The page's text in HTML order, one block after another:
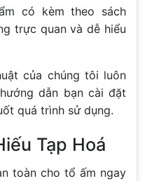
có kèm theo sách
trực quan và dễ hiểu
của chúng tôi luôn
dẫn bạn cài đặt
quá trình sử dụng.
Tạp Hoá
toàn cho tổ ấm ngay